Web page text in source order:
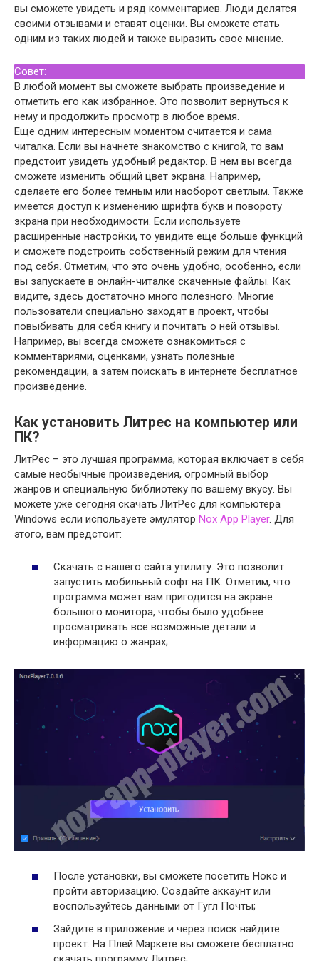
вы сможете увидеть и ряд комментариев. Люди делятся
своими отзывами и ставят оценки. Вы сможете стать
одним из таких людей и также выразить свое мнение.
Совет:
В любой момент вы сможете выбрать произведение и
отметить его как избранное. Это позволит вернуться к
нему и продолжить просмотр в любое время.
Еще одним интересным моментом считается и сама
читалка. Если вы начнете знакомство с книгой, то вам
предстоит увидеть удобный редактор. В нем вы всегда
сможете изменить общий цвет экрана. Например,
сделаете его более темным или наоборот светлым. Также
имеется доступ к изменению шрифта букв и повороту
экрана при необходимости. Если используете
расширенные настройки, то увидите еще больше функций
и сможете подстроить собственный режим для чтения
под себя. Отметим, что это очень удобно, особенно, если
вы запускаете в онлайн-читалке скаченные файлы. Как
видите, здесь достаточно много полезного. Многие
пользователи специально заходят в проект, чтобы
повыбивать для себя книгу и почитать о ней отзывы.
Например, вы всегда сможете ознакомиться с
комментариями, оценками, узнать полезные
рекомендации, а затем поискать в интернете бесплатное
произведение.
Как установить Литрес на компьютер или
ПК?
ЛитРес – это лучшая программа, которая включает в себя
самые необычные произведения, огромный выбор
жанров и специальную библиотеку по вашему вкусу. Вы
можете уже сегодня скачать ЛитРес для компьютера
Windows если используете эмулятор Nox App Player. Для
этого, вам предстоит:
Скачать с нашего сайта утилиту. Это позволит
запустить мобильный софт на ПК. Отметим, что
программа может вам пригодится на экране
большого монитора, чтобы было удобнее
просматривать все возможные детали и
информацию о жанрах;
После установки, вы сможете посетить Нокс и
пройти авторизацию. Создайте аккаунт или
воспользуйтесь данными от Гугл Почты;
Зайдите в приложение и через поиск найдите
проект. На Плей Маркете вы сможете бесплатно